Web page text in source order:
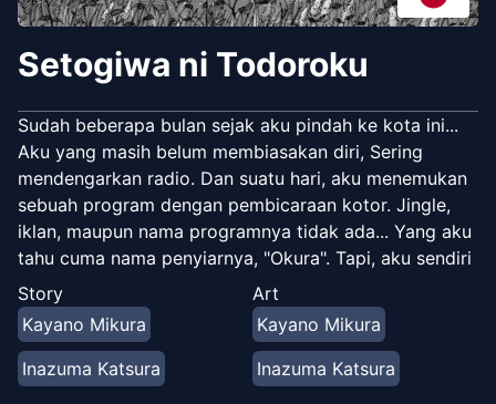
Setogiwa ni Todoroku
Sudah beberapa bulan sejak aku pindah ke kota ini...
Aku yang masih belum membiasakan diri, Sering
mendengarkan radio. Dan suatu hari, aku menemukan
sebuah program dengan pembicaraan kotor. Jingle,
iklan, maupun nama programnya tidak ada... Yang aku
tahu cuma nama penyiarnya, "Okura". Tapi, aku sendiri
menantikan program tersebut. Dan, dalam beberapa
hari terakhir, aku menyadarinya. Bahwa suara penyiar
misterius, "Okura" dengan teman sekelasku,
shinonome amane... Itu sama... Tapi, dia orang yang
periang, populer, atletis dan bahkan terpelajar. Kenapa
Story
Kayano Mikura
Inazuma Katsura
Art
Kayano Mikura
Inazuma Katsura